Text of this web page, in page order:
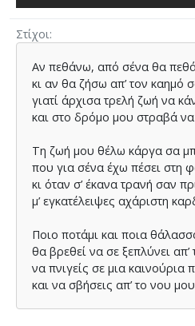
Στίχοι
Αν πεθάνω, από σένα θα
κι αν θα ζήσω απ’ τον καημό
γιατί άρχισα τρελή ζωή να
και στο δρόμο μου στραβά
Τη ζωή μου θέλω κάργα σα
που για σένα έχω πέσει στη
κι όταν σ’ έκανα τρανή σαν
μ’ εγκατέλειψες αχάριστη
Ποιο ποτάμι και ποια
θα βρεθεί να σε ξεπλύνει απ’
να πνιγείς σε μια καινούρια
και να σβήσεις απ’ το νου